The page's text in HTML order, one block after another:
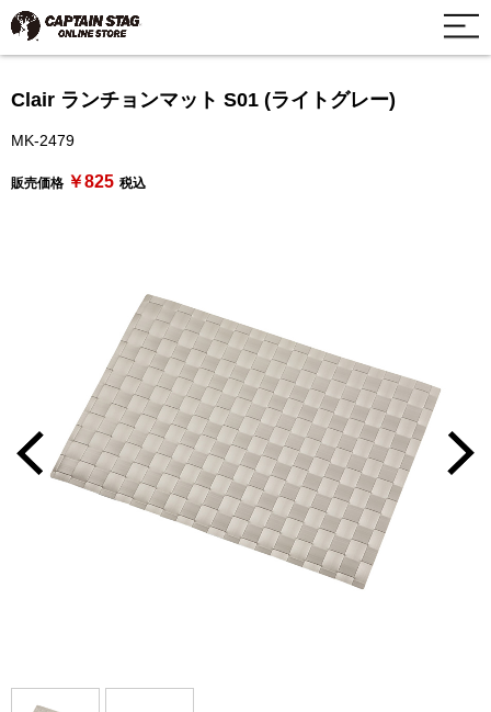
Clair ランチョンマット S01 (ライトグレー)
MK-2479
販売価格 ￥825 税込